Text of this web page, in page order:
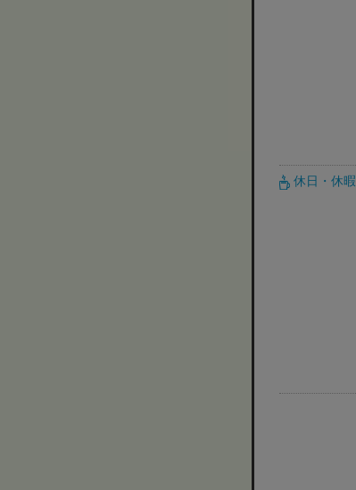
休日・休暇